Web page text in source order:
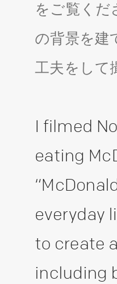
をご覧くだ
の背景を建
工夫をして
I filmed
eating
everyday
to create
including